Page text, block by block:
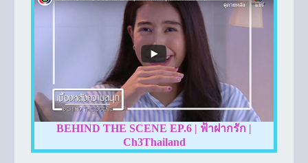
BEHIND THE SCENE EP.6 | ฟ้าฝากรัก |
Ch3Thailand